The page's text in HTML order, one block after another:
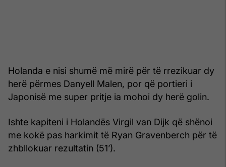
Holanda e nisi shumë më mirë për të rrezikuar dy
herë përmes Danyell Malen, por që portieri i
Japonisë me super pritje ia mohoi dy herë golin.
Ishte kapiteni i Holandës Virgil van Dijk që shënoi
me kokë pas harkimit të Ryan Gravenberch për të
zhbllokuar rezultatin (51’).